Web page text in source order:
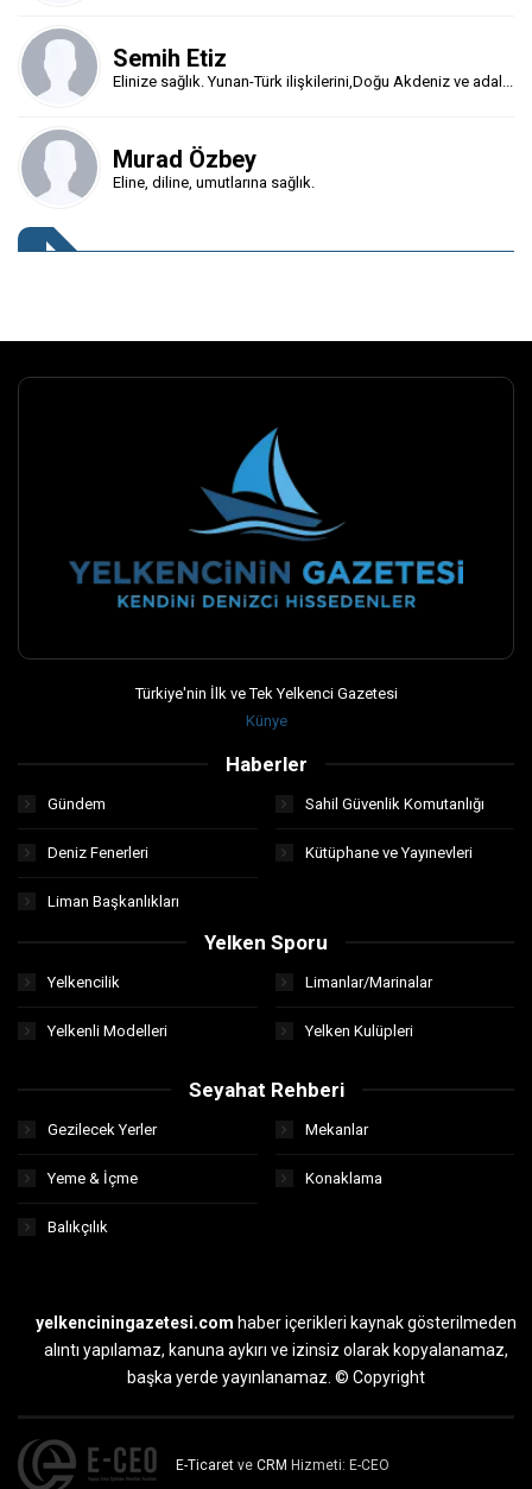
Semih Etiz
Elinize sağlık. Yunan-Türk ilişkilerini,Doğu Akdeniz ve adal...
Murad Özbey
Eline, diline, umutlarına sağlık.
Türkiye'nin İlk ve Tek Yelkenci Gazetesi
Künye
Haberler
Gündem Sahil Güvenlik Komutanlığı
Deniz Fenerleri Kütüphane ve Yayınevleri
Liman Başkanlıkları
Yelken Sporu
Yelkencilik Limanlar/Marinalar
Yelkenli Modelleri Yelken Kulüpleri
Seyahat Rehberi
Gezilecek Yerler Mekanlar
Yeme & İçme Konaklama
Balıkçılık
yelkenciningazetesi.com haber içerikleri kaynak gösterilmeden
alıntı yapılamaz, kanuna aykırı ve izinsiz olarak kopyalanamaz,
başka yerde yayınlanamaz. © Copyright
E-Ticaret ve CRM Hizmeti: E-CEO